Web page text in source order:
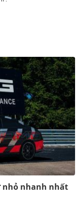
nhỏ nhanh nhất